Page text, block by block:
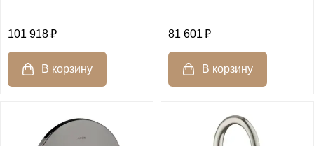
101 918 81 601